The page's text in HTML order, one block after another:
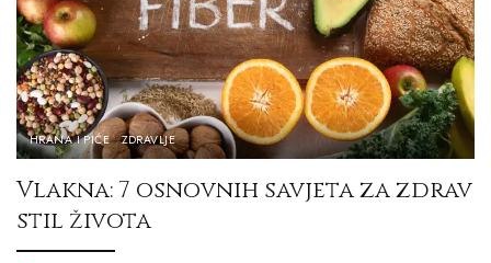
HRANA I PIĆE ZDRAVLJE
Vlakna: 7 osnovnih savjeta za zdrav
stil života